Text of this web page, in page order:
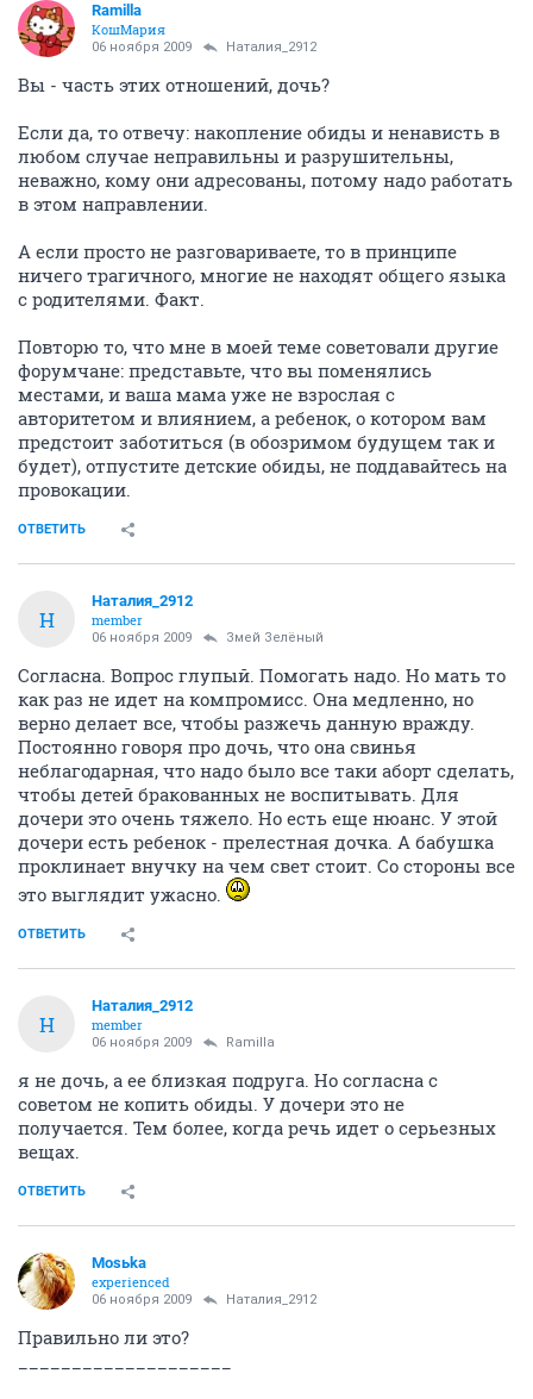
Ramilla
КошМария
06 ноября 2009 Наталия_2912
Вы - часть этих отношений, дочь?
Если да, то отвечу: накопление обиды и ненависть в
любом случае неправильны и разрушительны,
неважно, кому они адресованы, потому надо работать
в этом направлении.
А если просто не разговариваете, то в принципе
ничего трагичного, многие не находят общего языка
с родителями. Факт.
Повторю то, что мне в моей теме советовали другие
форумчане: представьте, что вы поменялись
местами, и ваша мама уже не взрослая с
авторитетом и влиянием, а ребенок, о котором вам
предстоит заботиться (в обозримом будущем так и
будет), отпустите детские обиды, не поддавайтесь на
провокации.
ОТВЕТИТЬ
Н
Наталия_2912
member
06 ноября 2009 Змей Зелёный
Согласна. Вопрос глупый. Помогать надо. Но мать то
как раз не идет на компромисс. Она медленно, но
верно делает все, чтобы разжечь данную вражду.
Постоянно говоря про дочь, что она свинья
неблагодарная, что надо было все таки аборт сделать,
чтобы детей бракованных не воспитывать. Для
дочери это очень тяжело. Но есть еще нюанс. У этой
дочери есть ребенок - прелестная дочка. А бабушка
проклинает внучку на чем свет стоит. Со стороны все
это выглядит ужасно.
ОТВЕТИТЬ
Н
Наталия_2912
member
06 ноября 2009 Ramilla
я не дочь, а ее близкая подруга. Но согласна с
советом не копить обиды. У дочери это не
получается. Тем более, когда речь идет о серьезных
вещах.
ОТВЕТИТЬ
Mosьka
experienced
06 ноября 2009 Наталия_2912
Правильно ли это?